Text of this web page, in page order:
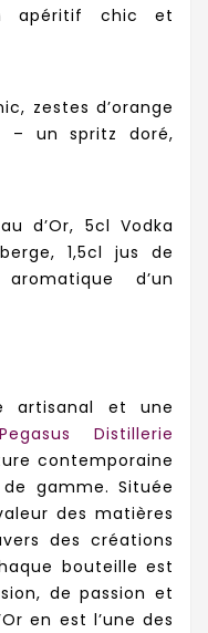
apéritif chic et
zestes d’orange
un spritz doré,
d’Or, 5cl Vodka
1,5cl jus de
d’un
artisanal et une
Pegasus Distillerie
contemporaine
gamme. Située
des matières
des créations
bouteille est
de passion et
en est l’une des